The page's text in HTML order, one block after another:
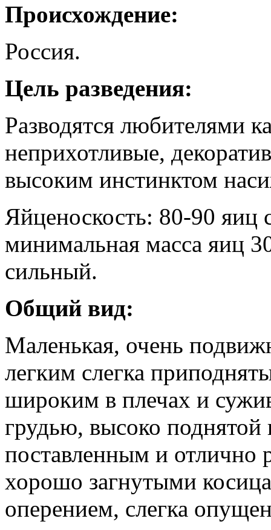
Происхождение:
Россия.
Цель разведения:
Разводятся любителями
неприхотливые,
высоким инстинктом
Яйценоскость: 80-90 яиц
минимальная масса яиц
сильный.
Общий вид:
Маленькая, очень
легким слегка
широким в плечах и
грудью, высоко поднятой
поставленным и отлично
хорошо загнутыми
оперением, слегка